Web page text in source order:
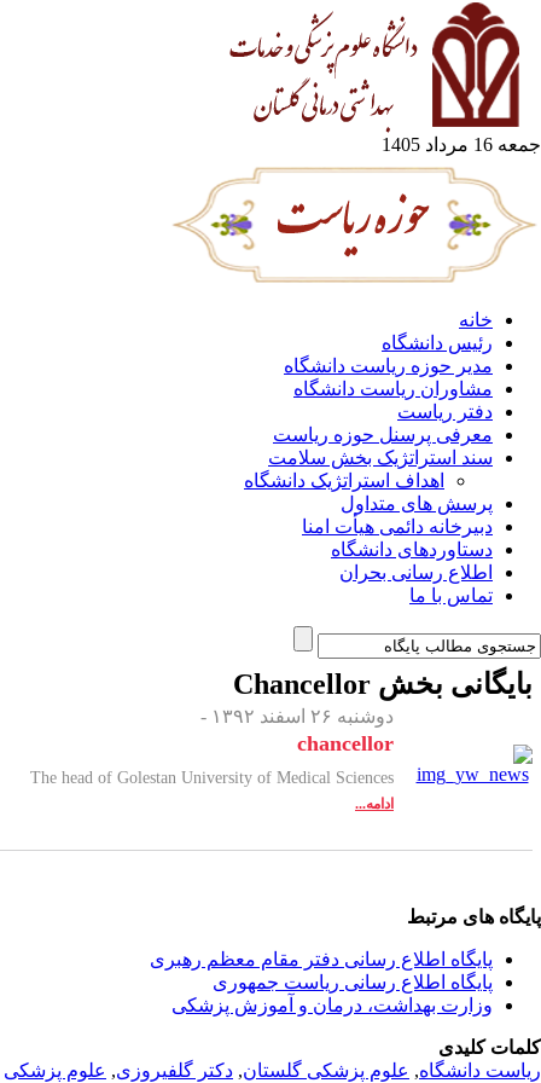
مرداد 1405
خانه
رئیس دانشگاه
مدیر حوزه ریاست دانشگاه
مشاوران ریاست دانشگاه
دفتر ریاست
معرفی پرسنل حوزه ریاست
سند استراتژیک بخش سلامت
اهداف استراتژیک دانشگاه
پرسش های متداول
دبیرخانه دائمی هیأت امنا
دستاوردهای دانشگاه
اطلاع رسانی بحران
تماس با ما
بخش Chancellor
دوشنبه ۲۶ اسفند ۱۳۹۲ -
chancellor
The head of Golestan University of Medical Sciences
ادامه...
های مرتبط
پایگاه اطلاع رسانی دفتر مقام معظم رهبری
پایگاه اطلاع رسانی ریاست جمهوری
وزارت بهداشت، درمان و آموزش پزشکی
کلیدی
دانشگاه,علوم پزشکی گلستان,دکتر گلفیروزی ,علوم پزشکی